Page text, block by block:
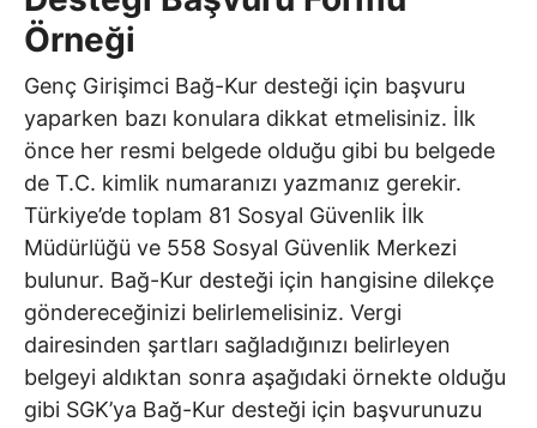
Örneği
Genç Girişimci Bağ-Kur desteği için başvuru
yaparken bazı konulara dikkat etmelisiniz. İlk
önce her resmi belgede olduğu gibi bu belgede
de T.C. kimlik numaranızı yazmanız gerekir.
Türkiye’de toplam 81 Sosyal Güvenlik İlk
Müdürlüğü ve 558 Sosyal Güvenlik Merkezi
bulunur. Bağ-Kur desteği için hangisine dilekçe
göndereceğinizi belirlemelisiniz. Vergi
dairesinden şartları sağladığınızı belirleyen
belgeyi aldıktan sonra aşağıdaki örnekte olduğu
gibi SGK’ya Bağ-Kur desteği için başvurunuzu